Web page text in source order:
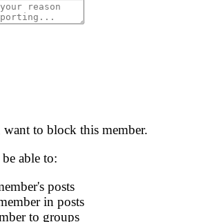
to block this member.
able to:
posts
in posts
to groups